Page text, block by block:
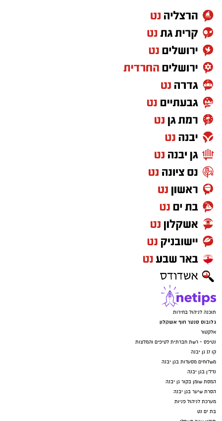
ביום שני (24.8) תתקיים הופעתו של בניה ברבי
(25.8) תתקיים הופעתו של אביתר בנאי גם היא
בשעה 21:00 כאשר פתיחת השערים תתקיים החל
מהשעה 20:00.
.
השנה נוסף לפסטיבל ערב מיוחד נוסף, כאשר ביום
רביעי (26.8) יתקיימו מופעים במסגרת 'עיר הנוער'
של גן יבנה לילדים ולנוער.
תוכנה לניהול בחירות
גלובוס סנטר חוף אשקלון
אלקטור
נטיפס - רשת חברתית לטיפים והמלצות
קו 17 גן יבנה
משלוחים מסעדות בגן יבנה
נדל"ן בגן יבנה
המסת שומן בקור גן יבנה
הסרת שיער בגן יבנה
מערכת לניהול פניות
בת ים נט